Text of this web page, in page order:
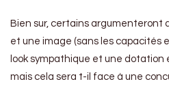
Bien sur, certains argumenteront
et une image (sans les capacités
look sympathique et une
mais cela sera t-il face à une